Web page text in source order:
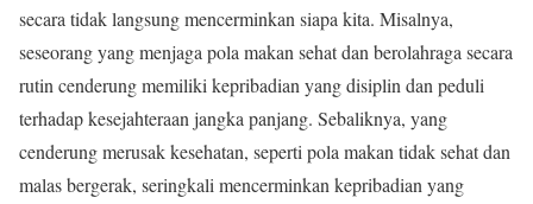
secara tidak langsung mencerminkan siapa kita. Misalnya,
seseorang yang menjaga pola makan sehat dan berolahraga secara
rutin cenderung memiliki kepribadian yang disiplin dan peduli
terhadap kesejahteraan jangka panjang. Sebaliknya, yang
cenderung merusak kesehatan, seperti pola makan tidak sehat dan
malas bergerak, seringkali mencerminkan kepribadian yang